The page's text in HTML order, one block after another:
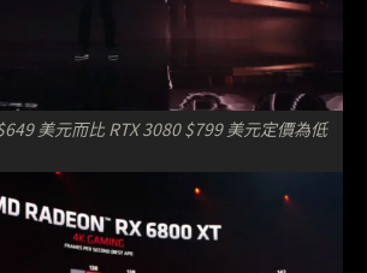
美元而比 RTX 3080 $799 美元定價為低